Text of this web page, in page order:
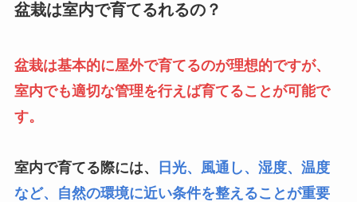
盆栽は室内で育てるれるの？
盆栽は基本的に屋外で育てるのが理想的ですが、
室内でも適切な管理を行えば育てることが可能で
す。
室内で育てる際には、
日光、風通し、湿度、温度
など、自然の環境に近い条件を整えることが重要